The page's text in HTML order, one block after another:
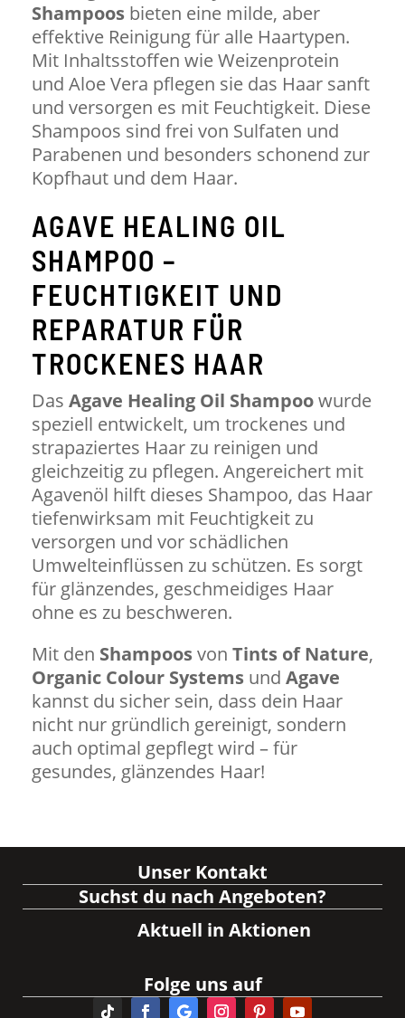
Shampoos bieten eine milde, aber
effektive Reinigung für alle Haartypen.
Mit Inhaltsstoffen wie Weizenprotein
und Aloe Vera pflegen sie das Haar sanft
und versorgen es mit Feuchtigkeit. Diese
Shampoos sind frei von Sulfaten und
Parabenen und besonders schonend zur
Kopfhaut und dem Haar.
AGAVE HEALING OIL
SHAMPOO –
FEUCHTIGKEIT UND
REPARATUR FÜR
TROCKENES HAAR
Das Agave Healing Oil Shampoowurde
speziell entwickelt, um trockenes und
strapaziertes Haar zu reinigen und
gleichzeitig zu pflegen. Angereichert mit
Agavenöl hilft dieses Shampoo, das Haar
tiefenwirksam mit Feuchtigkeit zu
versorgen und vor schädlichen
Umwelteinflüssen zu schützen. Es sorgt
für glänzendes, geschmeidiges Haar
ohne es zu beschweren.
Mit den Shampoosvon Tints of Nature,
Organic Colour Systems und Agave
kannst du sicher sein, dass dein Haar
nicht nur gründlich gereinigt, sondern
auch optimal gepflegt wird – für
gesundes, glänzendes Haar!
Unser Kontakt
Suchst du nach Angeboten?
Aktuell in Aktionen
Folge uns auf